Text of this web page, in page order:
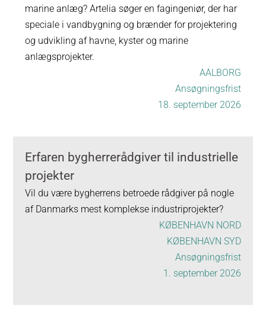
marine anlæg? Artelia søger en fagingeniør, der har
speciale i vandbygning og brænder for projektering
og udvikling af havne, kyster og marine
anlægsprojekter.
AALBORG
Ansøgningsfrist
18. september 2026
Erfaren bygherrerådgiver til industrielle
projekter
Vil du være bygherrens betroede rådgiver på nogle
af Danmarks mest komplekse industriprojekter?
KØBENHAVN NORD
KØBENHAVN SYD
Ansøgningsfrist
1. september 2026